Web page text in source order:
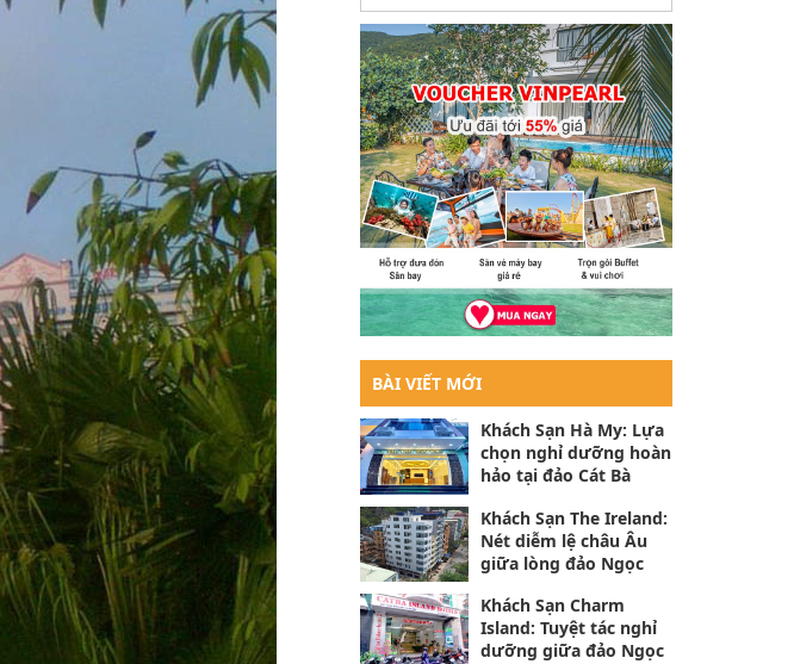
BÀI VIẾT MỚI
Khách Sạn Hà My: Lựa
chọn nghỉ dưỡng hoàn
hảo tại đảo Cát Bà
Khách Sạn The Ireland:
Nét diễm lệ châu Âu
giữa lòng đảo Ngọc
Khách Sạn Charm
Island: Tuyệt tác nghỉ
dưỡng giữa đảo Ngọc